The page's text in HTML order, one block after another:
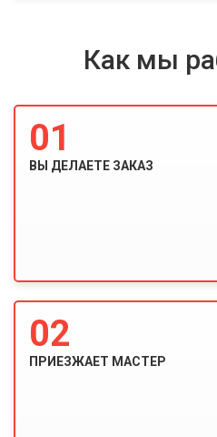
Как мы
01
ВЫ ДЕЛАЕТЕ ЗАКАЗ
02
ПРИЕЗЖАЕТ МАСТЕР